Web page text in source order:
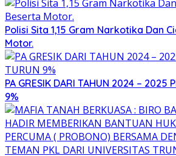
Polisi Sita 1,15 Gram Narkotika Dan
Motor.
PA GRESIK DARI TAHUN 2024 – 2025
9%